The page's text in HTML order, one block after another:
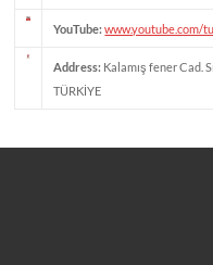
YouTube:www.youtube.com/
Address: Kalamış fener Cad.
TÜRKİYE